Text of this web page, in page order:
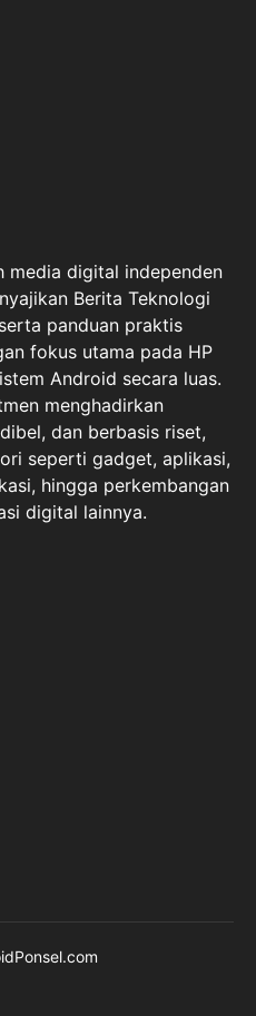
media digital independen
Berita Teknologi
panduan praktis
fokus utama pada HP
Android secara luas.
menghadirkan
dan berbasis riset,
seperti gadget, aplikasi,
hingga perkembangan
digital lainnya.